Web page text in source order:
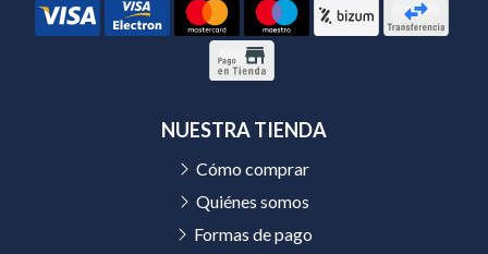
NUESTRA TIENDA
Cómo comprar
Quiénes somos
Formas de pago